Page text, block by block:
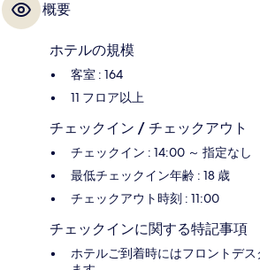
概要
ホテルの規模
客室 : 164
11 フロア以上
チェックイン / チェックアウト
チェックイン : 14:00 ～ 指定なし
最低チェックイン年齢 : 18 歳
チェックアウト時刻 : 11:00
チェックインに関する特記事項
ホテルご到着時にはフロントデ